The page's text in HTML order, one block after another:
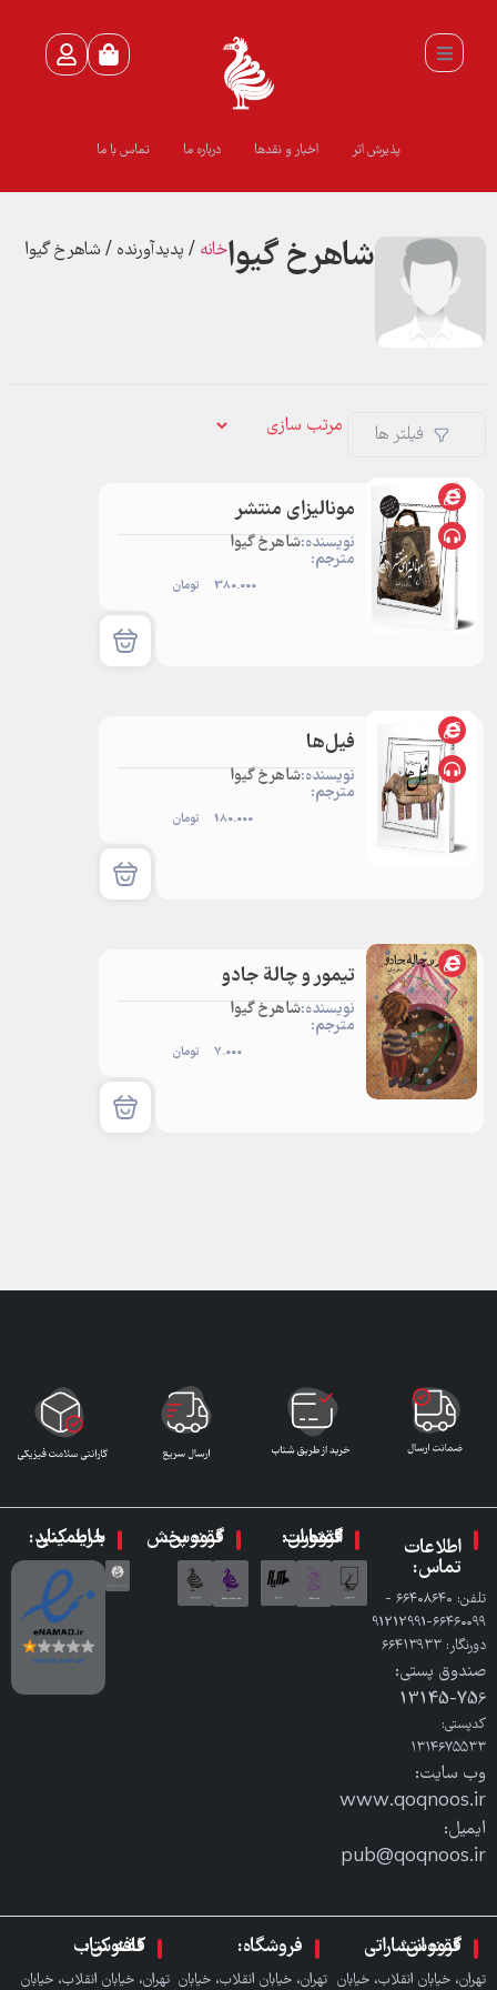
پذیرش اثر اخبار و نقدها درباره ما تماس با ما
شاهرخ گیواخانه / پدیدآورنده / شاهرخ گیوا
فیلتر ها
مونالیزای منتشر
نویسنده:شاهرخ گیوا
مترجم:
380.000 تومان
فیل‌ها
نویسنده:شاهرخ گیوا
مترجم:
180.000 تومان
تیمور و چالة جادو
نویسنده:شاهرخ گیوا
مترجم:
7.000 تومان
اطلاعات
تماس:
تلفن: ٦٦٤٠٨٦٤٠ -
٦٦٤٦٠٠٩٩-91212991
دورنگار: ٦٦٤١٣٩٣٣
صندوق پستی:
756-13145
کدپستی:
۱۳۱۴۶۷۵۵۳۳
وب سایت:
www.qoqnoos.ir
ایمیل:
pub@qoqnoos.ir
گروه انتشارات ققنوس: گروه پخش ققنوس: با اطمینان خرید کنید:
گروه انتشاراتی ققنوس:
تهران، خیابان انقلاب، خیابان
فروشگاه:
تهران، خیابان انقلاب، خیابان
کافه کتاب ققنوس:
تهران، خیابان انقلاب، خیابان